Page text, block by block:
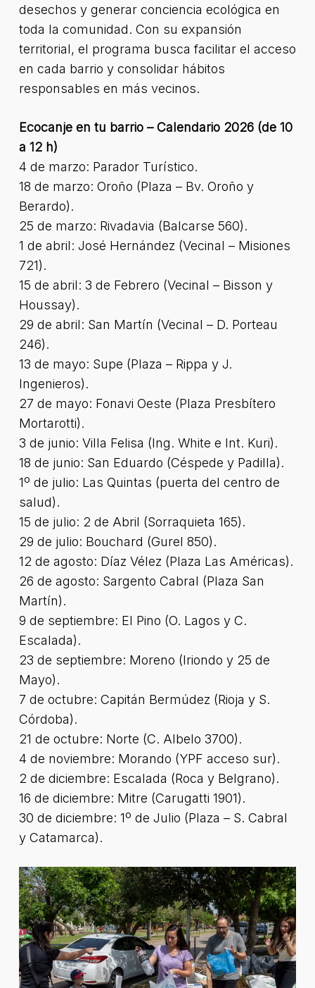
desechos y generar conciencia ecológica en
toda la comunidad. Con su expansión
territorial, el programa busca facilitar el acceso
en cada barrio y consolidar hábitos
responsables en más vecinos.
Ecocanje en tu barrio – Calendario 2026 (de 10
a 12 h)
4 de marzo: Parador Turístico.
18 de marzo: Oroño (Plaza – Bv. Oroño y
Berardo).
25 de marzo: Rivadavia (Balcarse 560).
1 de abril: José Hernández (Vecinal – Misiones
721).
15 de abril: 3 de Febrero (Vecinal – Bisson y
Houssay).
29 de abril: San Martín (Vecinal – D. Porteau
246).
13 de mayo: Supe (Plaza – Rippa y J.
Ingenieros).
27 de mayo: Fonavi Oeste (Plaza Presbítero
Mortarotti).
3 de junio: Villa Felisa (Ing. White e Int. Kuri).
18 de junio: San Eduardo (Céspede y Padilla).
1º de julio: Las Quintas (puerta del centro de
salud).
15 de julio: 2 de Abril (Sorraquieta 165).
29 de julio: Bouchard (Gurel 850).
12 de agosto: Díaz Vélez (Plaza Las Américas).
26 de agosto: Sargento Cabral (Plaza San
Martín).
9 de septiembre: El Pino (O. Lagos y C.
Escalada).
23 de septiembre: Moreno (Iriondo y 25 de
Mayo).
7 de octubre: Capitán Bermúdez (Rioja y S.
Córdoba).
21 de octubre: Norte (C. Albelo 3700).
4 de noviembre: Morando (YPF acceso sur).
2 de diciembre: Escalada (Roca y Belgrano).
16 de diciembre: Mitre (Carugatti 1901).
30 de diciembre: 1º de Julio (Plaza – S. Cabral
y Catamarca).